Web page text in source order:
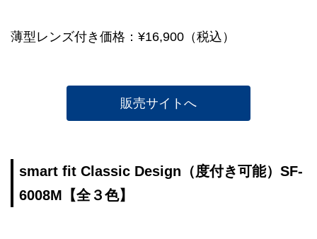
薄型レンズ付き価格：¥16,900（税込）
販売サイトへ
smart fit Classic Design（度付き可能）SF-
6008M【全３色】